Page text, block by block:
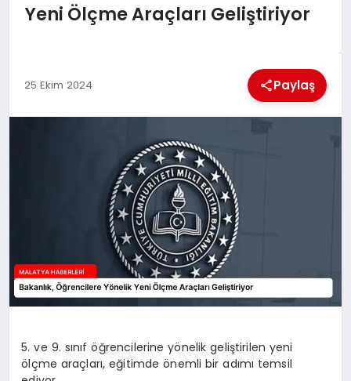
EĞITIM
MAGAZIN
TEKNOLOJI
Yeni Ölçme Araçları Geliştiriyor
25 Ekim 2024 Paylaş
5. ve 9. sınıf öğrencilerine yönelik geliştirilen yeni
ölçme araçları, eğitimde önemli bir adımı temsil